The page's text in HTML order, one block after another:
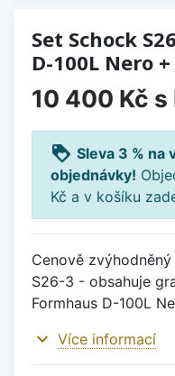
Set Schock
D-100L Nero
10 400 Kč s
loyalty Sleva 3 % na
objednávky!
Kč a v košíku
Cenově
S26-3 - obsahuje
Formhaus D-100L
expand_more Více informací